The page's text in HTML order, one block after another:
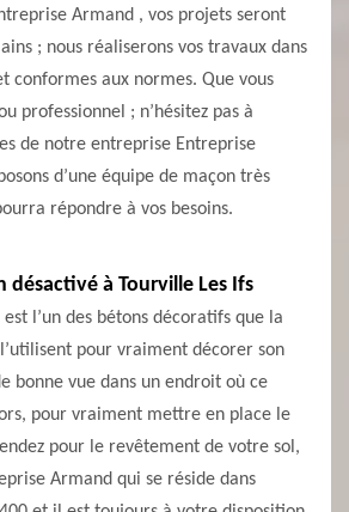
Armand , vos projets seront
; nous réaliserons vos travaux dans
conformes aux normes. Que vous
professionnel ; n’hésitez pas à
de notre entreprise Entreprise
d’une équipe de maçon très
répondre à vos besoins.
désactivé à Tourville Les Ifs
l’un des bétons décoratifs que la
pour vraiment décorer son
bonne vue dans un endroit où ce
pour vraiment mettre en place le
pour le revêtement de votre sol,
Armand qui se réside dans